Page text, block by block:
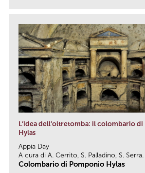
L’idea dell’oltretomba: il colombario
Hylas
Appia Day
A cura di A. Cerrito, S. Palladino, S. Serra.
Colombario di Pomponio Hylas